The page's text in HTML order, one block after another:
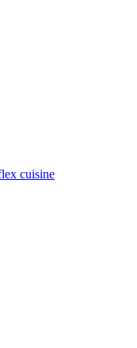
cuisine